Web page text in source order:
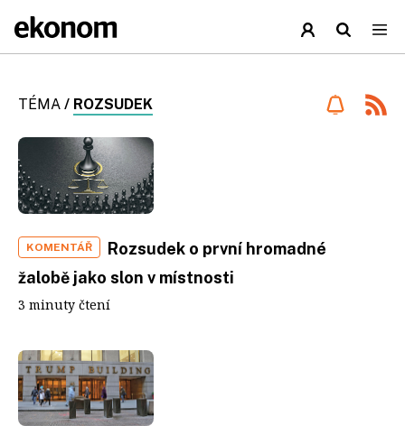
TÉMA / ROZSUDEK
KOMENTÁŘ
Rozsudek o první hromadné
žalobě jako slon v místnosti
3 minuty čtení